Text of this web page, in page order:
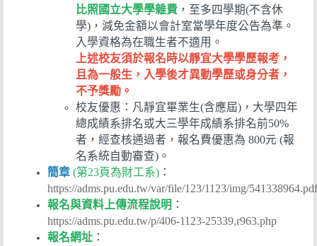
比照國立大學學雜費 ，至多四學期(不含休
學)，減免金額以會計室當學年度公告為準。
入學資格為在職生者不適用。
上述校友須於報名時以靜宜大學學歷報考，
且為一般生，入學後才異動學歷或身分者，
不予獎勵。
校友優惠：凡靜宜畢業生(含應屆)，大學四年
總成績系排名或大三學年成績系排名前50%
者，經查核通過者，報名費優惠為 800元 (報
名系統自動審查)。
簡章 (第23頁為財工系) ：
https://adms.pu.edu.tw/var/file/123/1123/img/541338964.pdf
報名與資料上傳流程說明 ：
https://adms.pu.edu.tw/p/406-1123-25339,r963.php
報名網址 ：